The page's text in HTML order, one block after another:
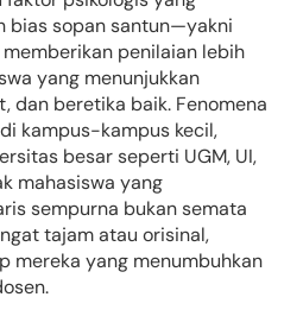
bias sopan santun—yakni
penilaian lebih
yang menunjukkan
dan beretika baik. Fenomena
kampus-kampus kecil,
besar seperti UGM, UI,
mahasiswa yang
sempurna bukan semata
tajam atau orisinal,
mereka yang menumbuhkan